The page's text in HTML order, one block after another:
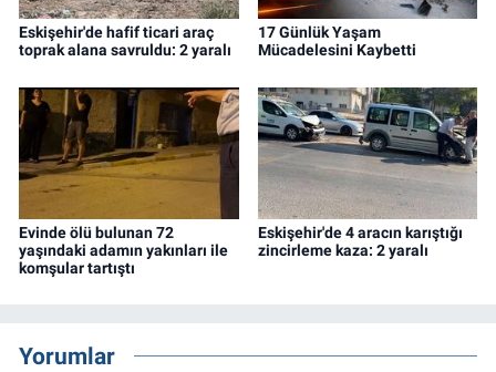
Eskişehir'de hafif ticari araç
toprak alana savruldu: 2 yaralı
17 Günlük Yaşam
Mücadelesini Kaybetti
Evinde ölü bulunan 72
yaşındaki adamın yakınları ile
komşular tartıştı
Eskişehir'de 4 aracın karıştığı
zincirleme kaza: 2 yaralı
Yorumlar